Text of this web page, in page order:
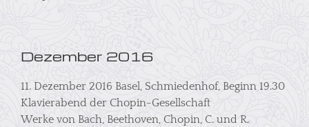
Dezember 2016
11. Dezember 2016 Basel, Schmiedenhof, Beginn 19.30
Klavierabend der Chopin-Gesellschaft
Werke von Bach, Beethoven, Chopin, C. und R.